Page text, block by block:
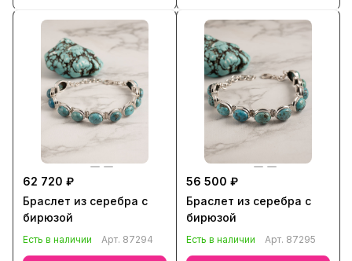
62 720 ₽
Браслет из серебра с
бирюзой
Есть в наличии Арт. 87294
56 500 ₽
Браслет из серебра с
бирюзой
Есть в наличии Арт. 87295